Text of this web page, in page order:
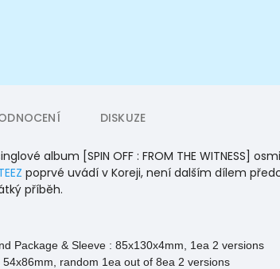
DISKUZE
album [SPIN OFF : FROM THE WITNESS]
poprvé uvádí v Koreji, není dalším dílem
příběh.
Package & Sleeve : 85x130x4mm, 1ea 2 versions
54x86mm, random 1ea out of 8ea 2 versions